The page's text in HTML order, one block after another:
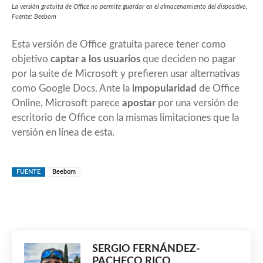
La versión gratuita de Office no permite guardar en el almacenamiento del dispositivo.
Fuente: Beebom
Esta versión de Office gratuita parece tener como
objetivo captar a los usuarios que deciden no pagar
por la suite de Microsoft y prefieren usar alternativas
como Google Docs. Ante la impopularidad de Office
Online, Microsoft parece apostarpor una versión de
escritorio de Office con la mismas limitaciones que la
versión en línea de esta.
FUENTE Beebom
SERGIO FERNÁNDEZ-